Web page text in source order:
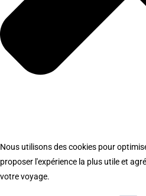
Nous utilisons des cookies pour
proposer l'expérience la plus utile et
votre voyage.